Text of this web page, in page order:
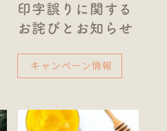
印字誤りに関する
お詫びとお知らせ
キャンペーン情報